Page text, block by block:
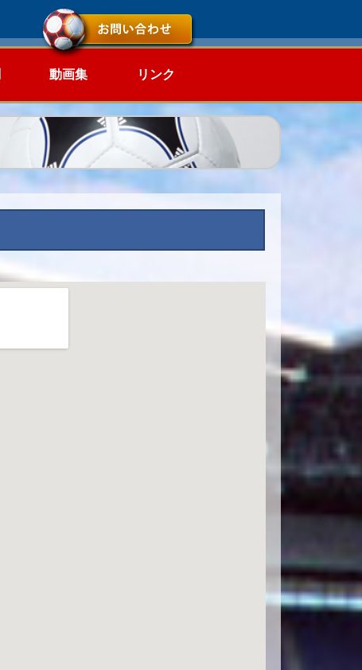
動画集 リンク